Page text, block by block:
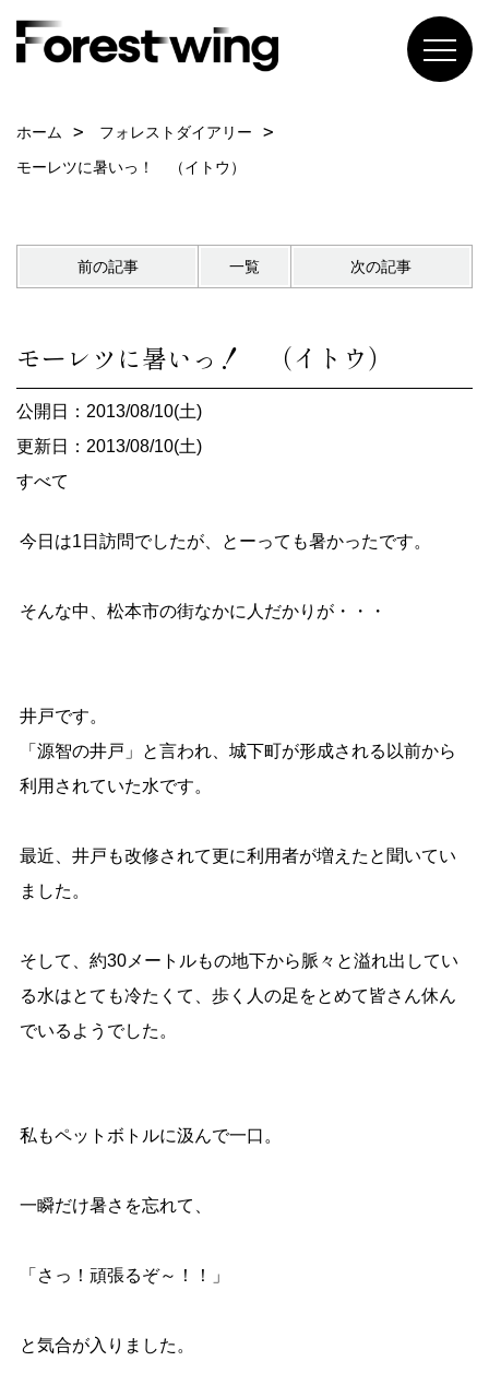
ホーム
フォレストダイアリー
モーレツに暑いっ！ （イトウ）
前の記事 一覧 次の記事
モーレツに暑いっ！ （イトウ）
公開日：2013/08/10(土)
更新日：2013/08/10(土)
すべて
今日は1日訪問でしたが、とーっても暑かったです。
そんな中、松本市の街なかに人だかりが・・・
井戸です。
「源智の井戸」と言われ、城下町が形成される以前から
利用されていた水です。
最近、井戸も改修されて更に利用者が増えたと聞いてい
ました。
そして、約30メートルもの地下から脈々と溢れ出してい
る水はとても冷たくて、歩く人の足をとめて皆さん休ん
でいるようでした。
私もペットボトルに汲んで一口。
一瞬だけ暑さを忘れて、
「さっ！頑張るぞ～！！」
と気合が入りました。